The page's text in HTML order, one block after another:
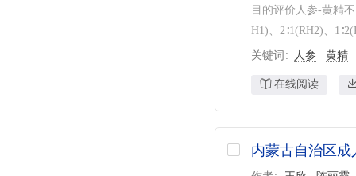
目的评价人参-黄精
H1)、2∶1(RH2)、
关键词 人参 黄精
在线阅读
内蒙古自治区